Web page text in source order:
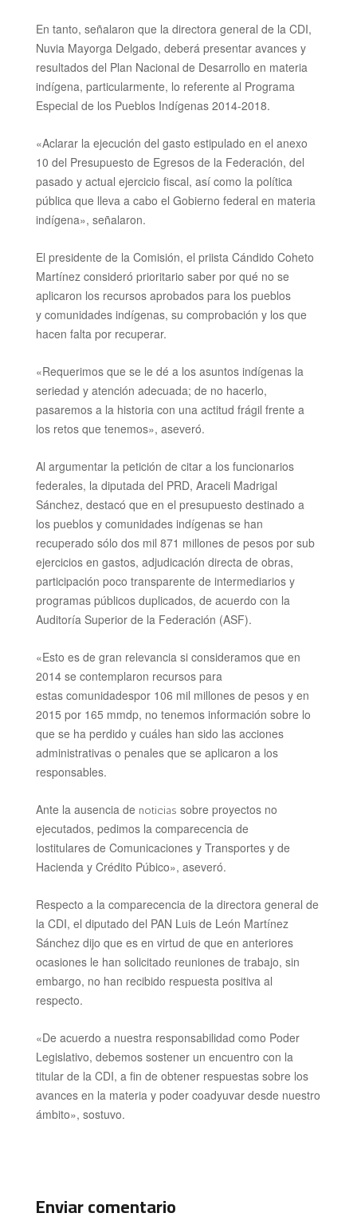
En tanto, señalaron que la directora general de la CDI,
Nuvia Mayorga Delgado, deberá presentar avances y
resultados del Plan Nacional de Desarrollo en materia
indígena, particularmente, lo referente al Programa
Especial de los Pueblos Indígenas 2014-2018.
«Aclarar la ejecución del gasto estipulado en el anexo
10 del Presupuesto de Egresos de la Federación, del
pasado y actual ejercicio fiscal, así como la política
pública que lleva a cabo el Gobierno federal en materia
indígena», señalaron.
El presidente de la Comisión, el priista Cándido Coheto
Martínez consideró prioritario saber por qué no se
aplicaron los recursos aprobados para los pueblos
y comunidades indígenas, su comprobación y los que
hacen falta por recuperar.
«Requerimos que se le dé a los asuntos indígenas la
seriedad y atención adecuada; de no hacerlo,
pasaremos a la historia con una actitud frágil frente a
los retos que tenemos», aseveró.
Al argumentar la petición de citar a los funcionarios
federales, la diputada del PRD, Araceli Madrigal
Sánchez, destacó que en el presupuesto destinado a
los pueblos y comunidades indígenas se han
recuperado sólo dos mil 871 millones de pesos por sub
ejercicios en gastos, adjudicación directa de obras,
participación poco transparente de intermediarios y
programas públicos duplicados, de acuerdo con la
Auditoría Superior de la Federación (ASF).
«Esto es de gran relevancia si consideramos que en
2014 se contemplaron recursos para
estas comunidadespor 106 mil millones de pesos y en
2015 por 165 mmdp, no tenemos información sobre lo
que se ha perdido y cuáles han sido las acciones
administrativas o penales que se aplicaron a los
responsables.
Ante la ausencia de noticias sobre proyectos no
ejecutados, pedimos la comparecencia de
lostitularesde Comunicaciones y Transportes y de
Hacienda y Crédito Púbico», aseveró.
Respecto a la comparecencia de la directora general de
la CDI, el diputado del PAN Luis de León Martínez
Sánchez dijo que es en virtud de que en anteriores
ocasiones le han solicitado reuniones de trabajo, sin
embargo, no han recibido respuesta positiva al
respecto.
«De acuerdo a nuestra responsabilidad como Poder
Legislativo, debemos sostener un encuentro con la
titular de la CDI, a fin de obtener respuestas sobre los
avances en la materia y poder coadyuvar desde nuestro
ámbito», sostuvo.
Enviar comentario